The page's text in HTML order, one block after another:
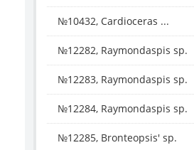
№10432, Cardioceras ...
№12282, Raymondaspis sp.
№12283, Raymondaspis sp.
№12284, Raymondaspis sp.
№12285, Bronteopsis' sp.